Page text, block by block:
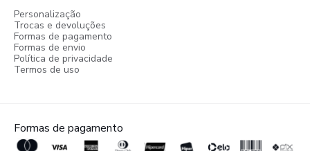
Personalização
Trocas e devoluções
Formas de pagamento
Formas de envio
Política de privacidade
Termos de uso
Formas de pagamento